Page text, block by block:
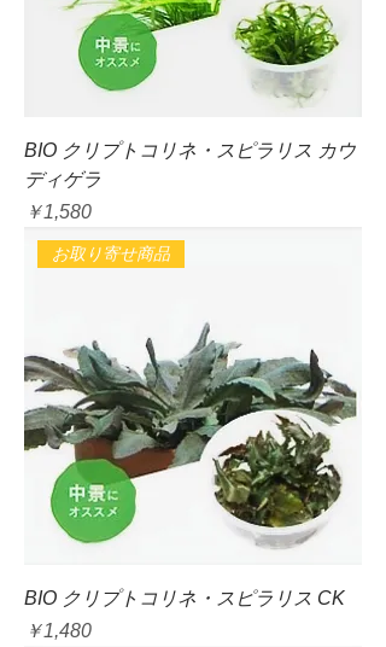
BIO クリプトコリネ・スピラリス カウ
ディゲラ
価格
￥1,580
お取り寄せ商品
BIO クリプトコリネ・スピラリス CK
価格
￥1,480